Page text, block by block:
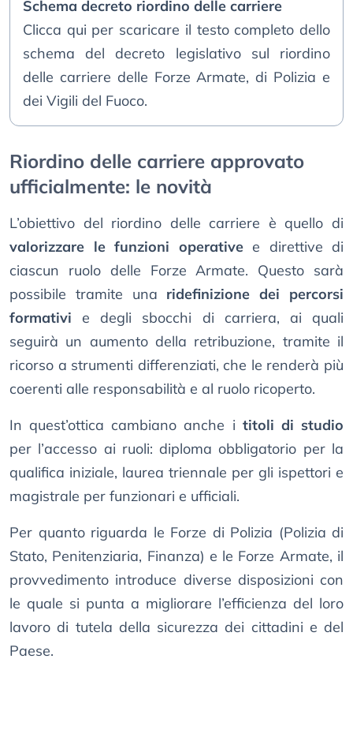
Schema decreto riordino delle carriere
Clicca qui per scaricare il testo completo dello
schema del decreto legislativo sul riordino
delle carriere delle Forze Armate, di Polizia e
dei Vigili del Fuoco.
Riordino delle carriere approvato
ufficialmente: le novità
L’obiettivo del riordino delle carriere è quello di
valorizzare le funzioni operativee direttive di
ciascun ruolo delle Forze Armate. Questo sarà
possibile tramite una ridefinizione dei percorsi
formativi e degli sbocchi di carriera, ai quali
seguirà un aumento della retribuzione, tramite il
ricorso a strumenti differenziati, che le renderà più
coerenti alle responsabilità e al ruolo ricoperto.
In quest’ottica cambiano anche i titoli di studio
per l’accesso ai ruoli: diploma obbligatorio per la
qualifica iniziale, laurea triennale per gli ispettori e
magistrale per funzionari e ufficiali.
Per quanto riguarda le Forze di Polizia (Polizia di
Stato, Penitenziaria, Finanza) e le Forze Armate, il
provvedimento introduce diverse disposizioni con
le quale si punta a migliorare l’efficienza del loro
lavoro di tutela della sicurezza dei cittadini e del
Paese.